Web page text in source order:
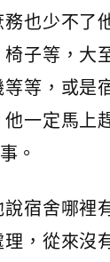
也少不了
椅子等，大
等，或是
一定馬上
。
舍哪裡
，從來沒